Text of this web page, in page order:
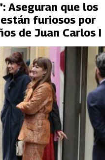
Aseguran que los
furiosos por
de Juan Carlos I